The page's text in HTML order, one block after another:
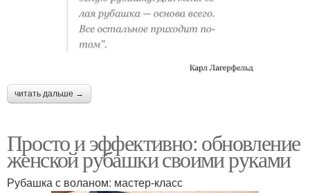
читать дальше →
Просто и эффективно: обновление
женской рубашки своими руками
Рубашка с воланом: мастер-класс